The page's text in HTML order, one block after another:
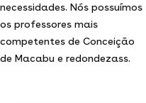
necessidades. Nós possuímos
os professores mais
competentes de Conceição
de Macabu e redondezass.